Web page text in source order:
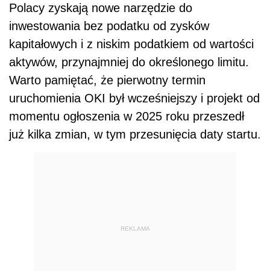
Polacy zyskają nowe narzędzie do
inwestowania bez podatku od zysków
kapitałowych i z niskim podatkiem od wartości
aktywów, przynajmniej do określonego limitu.
Warto pamiętać, że pierwotny termin
uruchomienia OKI był wcześniejszy i projekt od
momentu ogłoszenia w 2025 roku przeszedł
już kilka zmian, w tym przesunięcia daty startu.
REKLAMA